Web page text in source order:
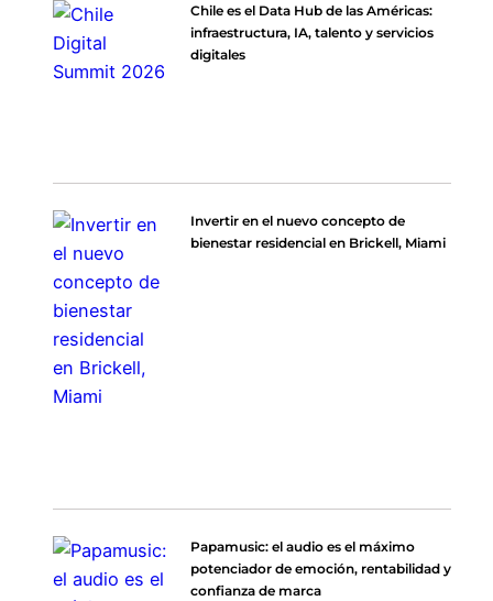
Chile es el Data Hub de las Américas:
infraestructura, IA, talento y servicios
digitales
Invertir en el nuevo concepto de
bienestar residencial en Brickell, Miami
Papamusic: el audio es el máximo
potenciador de emoción, rentabilidad y
confianza de marca